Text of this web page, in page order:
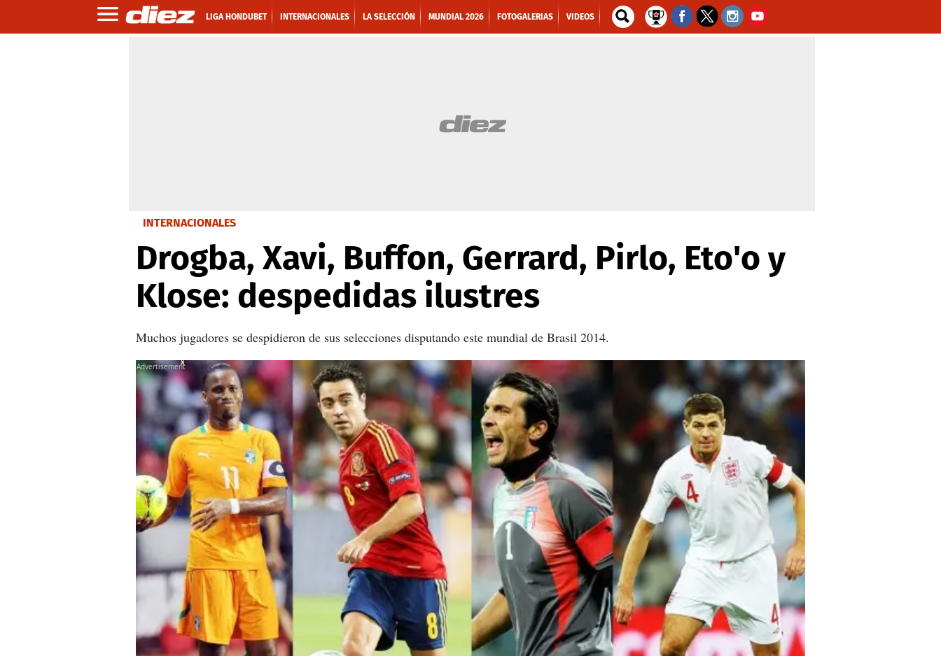
LIGA HONDUBET INTERNACIONALES LA SELECCIÓN MUNDIAL 2026 FOTOGALERIAS VIDEOS
INTERNACIONALES
Drogba, Xavi, Buffon, Gerrard, Pirlo, Eto'o y
Klose: despedidas ilustres
Muchos jugadores se despidieron de sus selecciones disputando este mundial de Brasil 2014.
X